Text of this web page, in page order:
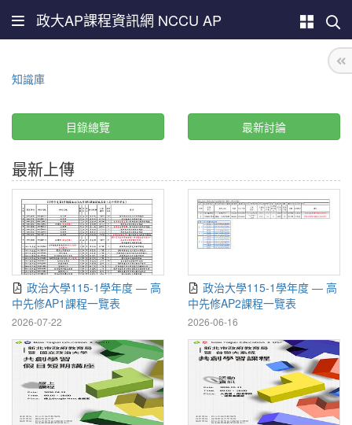
政大AP課程資訊網 NCCU AP
知識庫
目錄總覽 最新討論
最新上傳
政治大學115-1學年度 — 高
中先修AP1課程一覽表
2026-07-22
政治大學115-1學年度 — 高
中先修AP2課程一覽表
2026-06-16